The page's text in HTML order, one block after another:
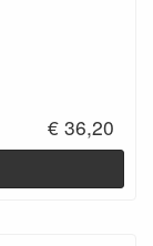
€ 36,20